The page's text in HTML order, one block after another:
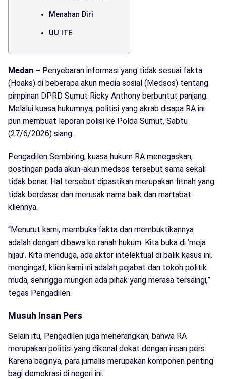
Menahan Diri
UU ITE
Medan – Penyebaran informasi yang tidak sesuai fakta
(Hoaks) di beberapa akun media sosial (Medsos) tentang
pimpinan DPRD Sumut Ricky Anthony berbuntut panjang.
Melalui kuasa hukumnya, politisi yang akrab disapa RA ini
pun membuat laporan polisi ke Polda Sumut, Sabtu
(27/6/2026) siang.
Pengadilen Sembiring, kuasa hukum RA menegaskan,
postingan pada akun-akun medsos tersebut sama sekali
tidak benar. Hal tersebut dipastikan merupakan fitnah yang
tidak berdasar dan merusak nama baik dan martabat
kliennya.
“Menurut kami, membuka fakta dan membuktikannya
adalah dengan dibawa ke ranah hukum. Kita buka di ‘meja
hijau’. Kita menduga, ada aktor intelektual di balik kasus ini.
mengingat, klien kami ini adalah pejabat dan tokoh politik
muda, sehingga mungkin ada pihak yang merasa tersaingi,”
tegas Pengadilen.
Musuh Insan Pers
Selain itu, Pengadilen juga menerangkan, bahwa RA
merupakan politisi yang dikenal dekat dengan insan pers.
Karena baginya, para jurnalis merupakan komponen penting
bagi demokrasi di negeri ini.